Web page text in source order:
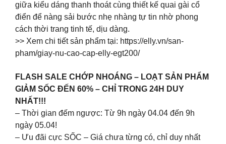
giữa kiểu dáng thanh thoát cùng thiết kế quai gài cổ
điển để nàng sải bước nhẹ nhàng tự tin nhờ phong
cách thời trang tinh tế, dịu dàng.
>> Xem chi tiết sản phẩm tại: https://elly.vn/san-
pham/giay-nu-cao-cap-elly-egt200/
FLASH SALE CHỚP NHOÁNG – LOẠT SẢN PHẨM
GIẢM SỐC ĐẾN 60% – CHỈ TRONG 24H DUY
NHẤT!!!
– Thời gian đếm ngược: Từ 9h ngày 04.04 đến 9h
ngày 05.04!
– Ưu đãi cực SỐC – Giá chưa từng có, chỉ duy nhất